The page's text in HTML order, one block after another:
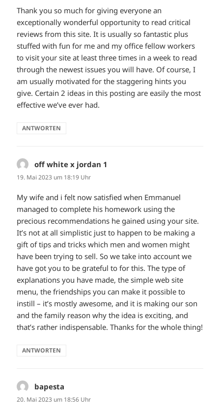
Thank you so much for giving everyone an
exceptionally wonderful opportunity to read critical
reviews from this site. It is usually so fantastic plus
stuffed with fun for me and my office fellow workers
to visit your site at least three times in a week to read
through the newest issues you will have. Of course, I
am usually motivated for the staggering hints you
give. Certain 2 ideas in this posting are easily the most
effective we’ve ever had.
ANTWORTEN
off white x jordan 1
19. Mai 2023 um 18:19 Uhr
My wife and i felt now satisfied when Emmanuel
managed to complete his homework using the
precious recommendations he gained using your site.
It’s not at all simplistic just to happen to be making a
gift of tips and tricks which men and women might
have been trying to sell. So we take into account we
have got you to be grateful to for this. The type of
explanations you have made, the simple web site
menu, the friendships you can make it possible to
instill – it’s mostly awesome, and it is making our son
and the family reason why the idea is exciting, and
that’s rather indispensable. Thanks for the whole thing!
ANTWORTEN
bapesta
20. Mai 2023 um 18:56 Uhr